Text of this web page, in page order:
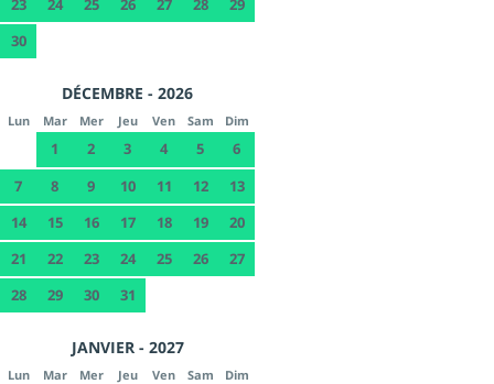
23
24 25 26 27 28
29
30
DÉCEMBRE - 2026
Lun Mar Mer Jeu Ven Sam Dim
1 2 3 4 5
6
7
8 9 10 11 12
13
14
15 16 17 18 19
20
21
22 23 24 25 26
27
28
29 30 31
JANVIER - 2027
Lun Mar Mer Jeu Ven Sam Dim